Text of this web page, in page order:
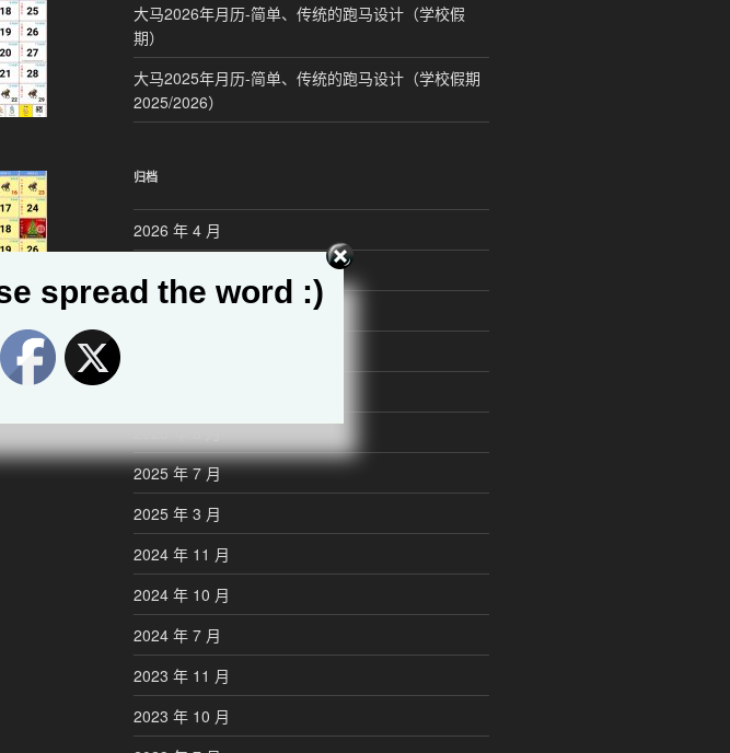
大马2026年月历-简单、传统的跑马设计（学校假
期）
大马2025年月历-简单、传统的跑马设计（学校假期
2025/2026）
归档
2026 年 4 月
2025 年 12 月
2025 年 7 月
2025 年 3 月
2024 年 11 月
2024 年 10 月
2024 年 7 月
2023 年 11 月
2023 年 10 月
spread the word :)